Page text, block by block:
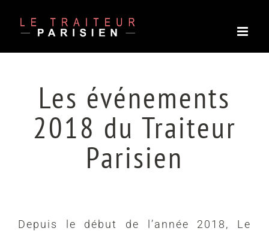
contenu
Les événements
2018 du Traiteur
Parisien
Depuis le début de l’année 2018, Le